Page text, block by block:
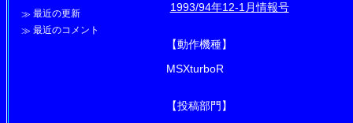
≫ 最近の更新
≫ 最近のコメント
1993/94年12-1月情報号
【動作機種】
MSXturboR
【投稿部門】